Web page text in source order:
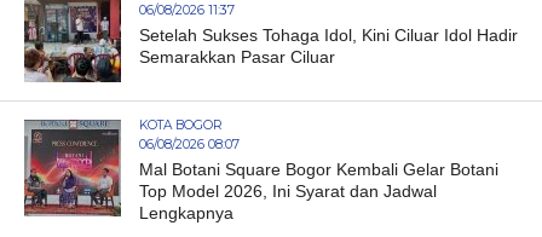
06/08/2026 11:37
Setelah Sukses Tohaga Idol, Kini Ciluar Idol Hadir
Semarakkan Pasar Ciluar
KOTA BOGOR
06/08/2026 08:07
Mal Botani Square Bogor Kembali Gelar Botani
Top Model 2026, Ini Syarat dan Jadwal
Lengkapnya